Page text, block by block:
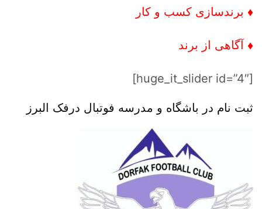
♦ برندسازی کسب و کار
♦ آگاهی از برند
[huge_it_slider id=”4″]
ثبت نام در باشگاه و مدرسه فوتبال درفک البرز